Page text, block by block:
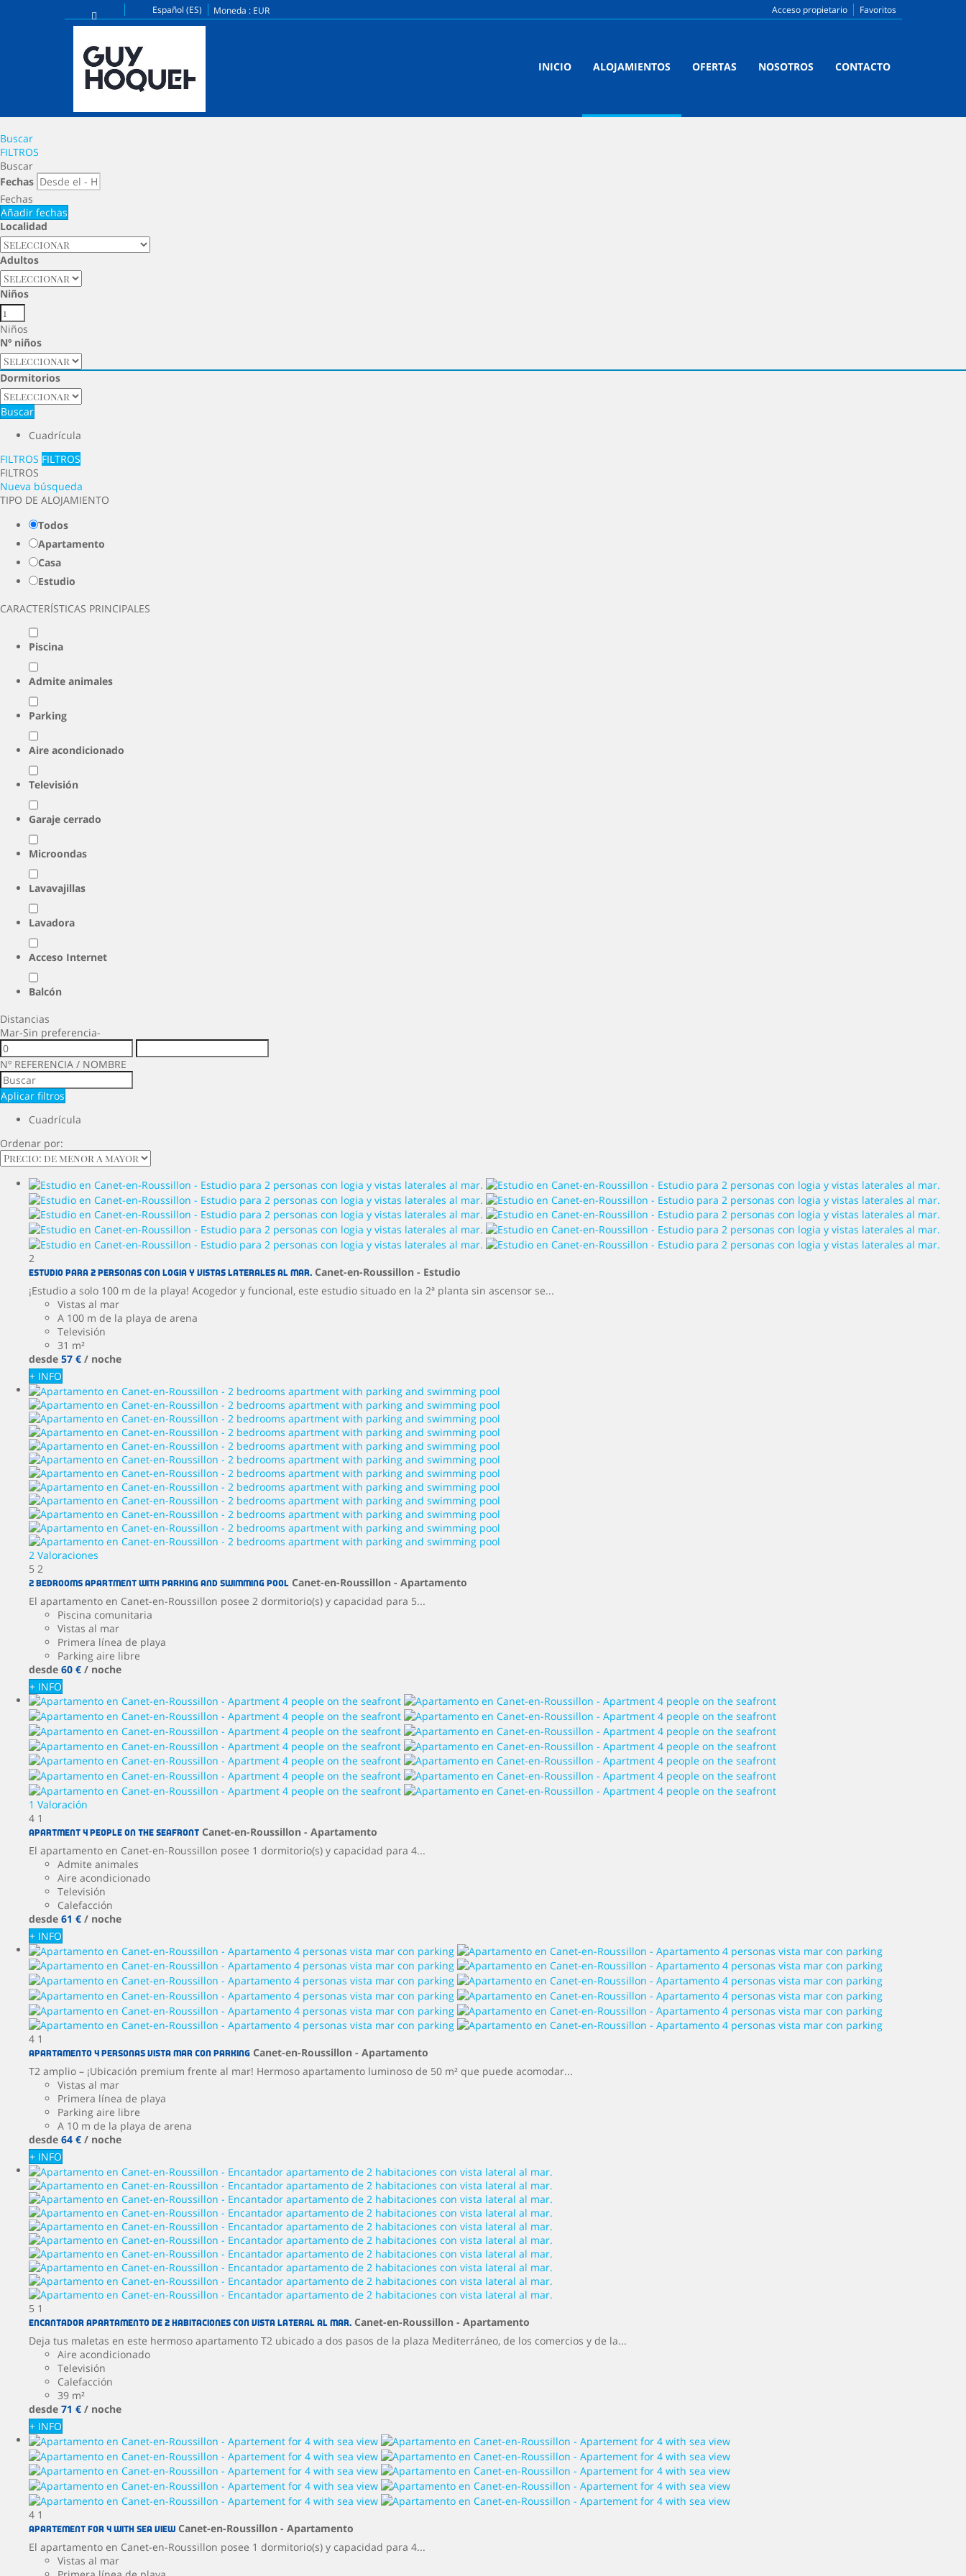
Español (ES) Moneda : EUR Favoritos
Acceso propietario
INICIO ALOJAMIENTOS OFERTAS NOSOTROS CONTACTO
Buscar
FILTROS
Buscar
Fechas
Fechas
Añadir fechas
Localidad
Adultos
Niños
Niños
Nº niños
Dormitorios
Buscar
Cuadrícula
FILTROS FILTROS
FILTROS
Nueva búsqueda
TIPO DE ALOJAMIENTO
Todos
Apartamento
Casa
Estudio
CARACTERÍSTICAS PRINCIPALES
Piscina
Admite animales
Parking
Aire acondicionado
Televisión
Garaje cerrado
Microondas
Lavavajillas
Lavadora
Acceso Internet
Balcón
Distancias
Mar-Sin preferencia-
Nº REFERENCIA / NOMBRE
Aplicar filtros
Cuadrícula
Ordenar por:
2
Estudio para 2 personas con logia y vistas laterales al mar. Canet-en-Roussillon - Estudio
¡Estudio a solo 100 m de la playa! Acogedor y funcional, este estudio situado en la 2ª planta sin ascensor se...
Vistas al mar
A 100 m de la playa de arena
Televisión
31 m²
desde 57 € / noche
+ INFO
2 Valoraciones
5 2
2 bedrooms apartment with parking and swimming pool Canet-en-Roussillon - Apartamento
El apartamento en Canet-en-Roussillon posee 2 dormitorio(s) y capacidad para 5...
Piscina comunitaria
Vistas al mar
Primera línea de playa
Parking aire libre
desde 60 € / noche
+ INFO
1 Valoración
4 1
Apartment 4 people on the seafront Canet-en-Roussillon - Apartamento
El apartamento en Canet-en-Roussillon posee 1 dormitorio(s) y capacidad para 4...
Admite animales
Aire acondicionado
Televisión
Calefacción
desde 61 € / noche
+ INFO
4 1
Apartamento 4 personas vista mar con parking Canet-en-Roussillon - Apartamento
T2 amplio – ¡Ubicación premium frente al mar! Hermoso apartamento luminoso de 50 m² que puede acomodar...
Vistas al mar
Primera línea de playa
Parking aire libre
A 10 m de la playa de arena
desde 64 € / noche
+ INFO
5 1
Encantador apartamento de 2 habitaciones con vista lateral al mar. Canet-en-Roussillon - Apartamento
Deja tus maletas en este hermoso apartamento T2 ubicado a dos pasos de la plaza Mediterráneo, de los comercios y de la...
Aire acondicionado
Televisión
Calefacción
39 m²
desde 71 € / noche
+ INFO
4 1
Apartement for 4 with sea view Canet-en-Roussillon - Apartamento
El apartamento en Canet-en-Roussillon posee 1 dormitorio(s) y capacidad para 4...
Vistas al mar